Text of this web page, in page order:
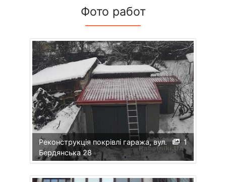
Фото работ
1
Реконструкція покрівлі гаража, вул.
Бердянська 28